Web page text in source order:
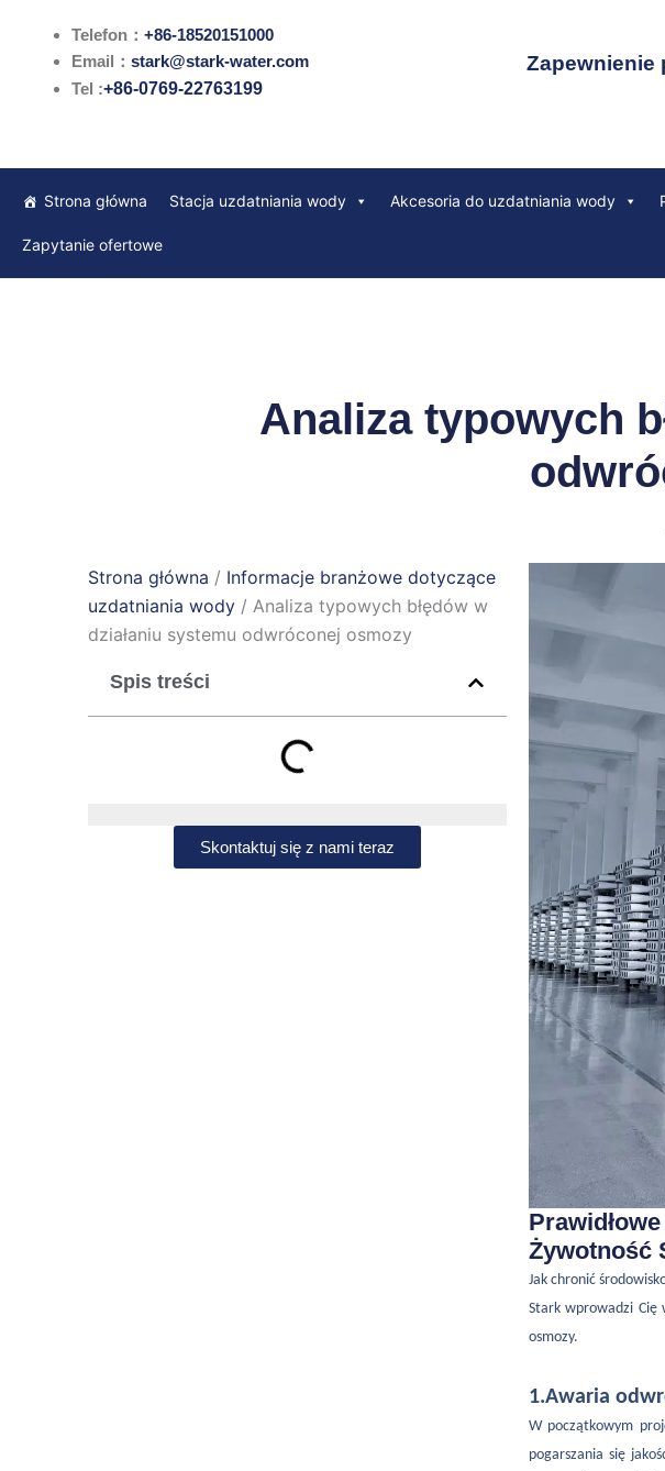
Telefon： +86-18520151000
Email： stark@stark-water.com
Tel :+86-0769-22763199
Zapewnienie
Strona główna Stacja uzdatniania wody Akcesoria do uzdatniania wody
Zapytanie ofertowe
Analiza typowych
Strona główna / Informacje branżowe dotyczące
uzdatniania wody / Analiza typowych błędów w
działaniu systemu odwróconej osmozy
Spis treści
Skontaktuj się z nami teraz
Żywotność
Jak chronić
Starkwprowadzi Cię
osmozy.
1.Awaria
W początkowym
pogarszania się